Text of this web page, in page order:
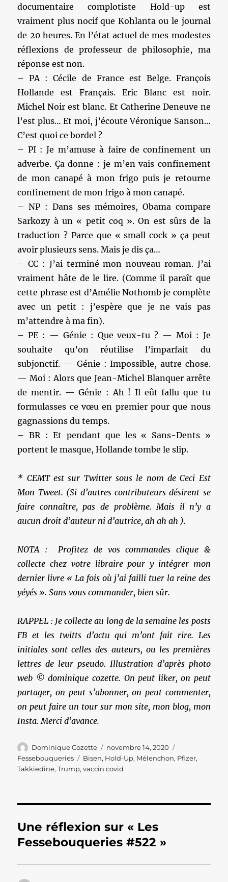
documentaire complotiste Hold-up est
vraiment plus nocif que Kohlanta ou le journal
de 20 heures. En l’état actuel de mes modestes
réflexions de professeur de philosophie, ma
réponse est non.
– PA : Cécile de France est Belge. François
Hollande est Français. Eric Blanc est noir.
Michel Noir est blanc. Et Catherine Deneuve ne
l’est plus… Et moi, j’écoute Véronique Sanson…
C’est quoi ce bordel ?
– PI : Je m’amuse à faire de confinement un
adverbe. Ça donne : je m’en vais confinement
de mon canapé à mon frigo puis je retourne
confinement de mon frigo à mon canapé.
– NP : Dans ses mémoires, Obama compare
Sarkozy à un « petit coq ». On est sûrs de la
traduction ? Parce que « small cock » ça peut
avoir plusieurs sens. Mais je dis ça…
– CC : J’ai terminé mon nouveau roman. J’ai
vraiment hâte de le lire. (Comme il paraît que
cette phrase est d’Amélie Nothomb je complète
avec un petit : j’espère que je ne vais pas
m’attendre à ma fin).
– PE : — Génie : Que veux-tu ? — Moi : Je
souhaite qu’on réutilise l’imparfait du
subjonctif. — Génie : Impossible, autre chose.
— Moi : Alors que Jean-Michel Blanquer arrête
de mentir. — Génie : Ah ! Il eût fallu que tu
formulasses ce vœu en premier pour que nous
gagnassions du temps.
– BR : Et pendant que les « Sans-Dents »
portent le masque, Hollande tombe le slip.
* CEMT est sur Twitter sous le nom de Ceci Est
Mon Tweet. (Si d’autres contributeurs désirent se
faire connaître, pas de problème. Mais il n’y a
aucun droit d’auteur ni d’autrice, ah ah ah ).
NOTA : Profitez de vos commandes clique &
collecte chez votre libraire pour y intégrer mon
dernier livre « La fois où j’ai failli tuer la reine des
yéyés ». Sans vous commander, bien sûr.
RAPPEL : Je collecte au long de la semaine les posts
FB et les twitts d’actu qui m’ont fait rire. Les
initiales sont celles des auteurs, ou les premières
lettres de leur pseudo. Illustration d’après photo
web © dominique cozette. On peut liker, on peut
partager, on peut s’abonner, on peut commenter,
on peut faire un tour sur mon site, mon blog, mon
Insta. Merci d’avance.
Auteur
Dominique Cozette
Publié
le
novembre 14, 2020
Fessebouqueries
Étiquettes
Bisen, Hold-Up, Mélenchon, Pfizer,
Takkiedine,Trump,vaccin covid
Une réflexion sur « Les
Fessebouqueries #522 »